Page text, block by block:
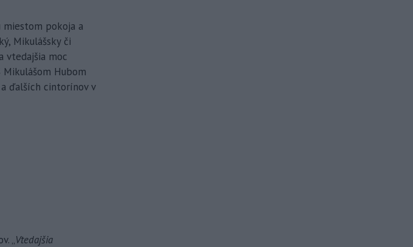
miestom pokoja a
Mikulášsky či
vtedajšia moc
Hubom
ďalších cintorínov v
„Vtedajšia